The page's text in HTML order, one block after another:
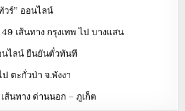
วร์” ออนไลน์
เส้นทาง กรุงเทพ ไป บางแสน
นไลน์ ยืนยันตั๋วทันที
ตะกั่วป่า จ.พังงา
ส้นทาง ด่านนอก – ภูเก็ต